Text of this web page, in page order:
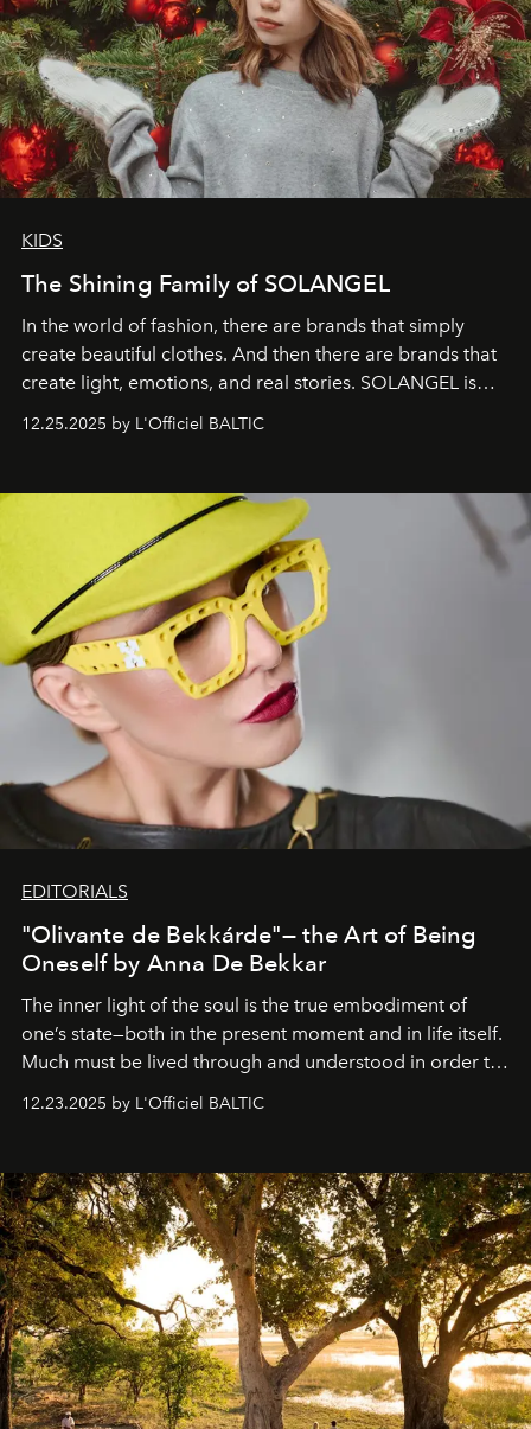
KIDS
The Shining Family of SOLANGEL
In the world of fashion, there are brands that simply
create beautiful clothes. And then there are brands that
create light, emotions, and real stories. SOLANGEL is
12.25.2025 by L'Officiel BALTIC
EDITORIALS
"Olivante de Bekkárde"— the Art of Being
Oneself by Anna De Bekkar
The inner light of the soul is the true embodiment of
one’s state—both in the present moment and in life itself.
Much must be lived through and understood in order to
everyone sees at once, not everyone understands
away. Time is essential, for beneath countless irresistible
masks, something truly beautiful hides modestly, without
seeking attention. To perceive the real essence, one
needs the art of reinterpretation. We have named this
look "Olivante".
12.23.2025 by L'Officiel BALTIC